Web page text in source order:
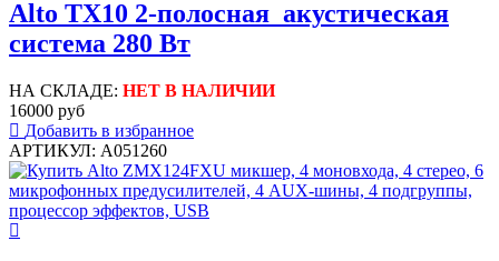
Alto TX10 2-полосная акустическая
система 280 Вт
НА СКЛАДЕ: НЕТ В НАЛИЧИИ
16000 руб
Добавить в избранное
АРТИКУЛ: A051260